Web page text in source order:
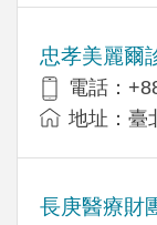
忠孝美麗爾
電話：
地址：臺
長庚醫療財